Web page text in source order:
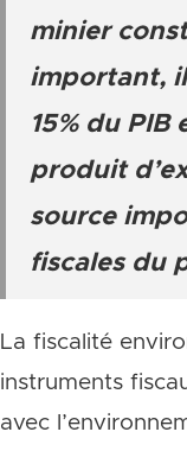
minier
important,
15% du
produit
source
fiscales du
La fiscalité
instruments
avec